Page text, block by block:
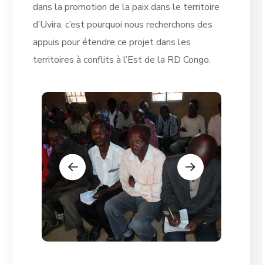
dans la promotion de la paix dans le territoire
d’Uvira, c’est pourquoi nous recherchons des
appuis pour étendre ce projet dans les
territoires à conflits à l’Est de la RD Congo.